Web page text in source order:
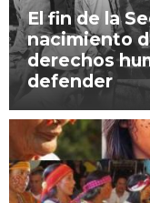
El fin de la
nacimiento
derechos
defender